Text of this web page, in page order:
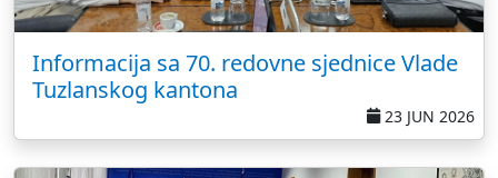
Informacija sa 70. redovne sjednice Vlade
Tuzlanskog kantona
23 JUN 2026